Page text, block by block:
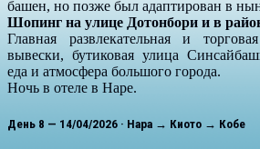
башен, но позже был адаптирован в
Шопинг на улице Дотонбори и в
Главная развлекательная и
вывески, бутиковая улица
еда и атмосфера большого города.
Ночь в отеле в Наре.
День 8 — 14/04/2026 · Нара → Киото → Кобе